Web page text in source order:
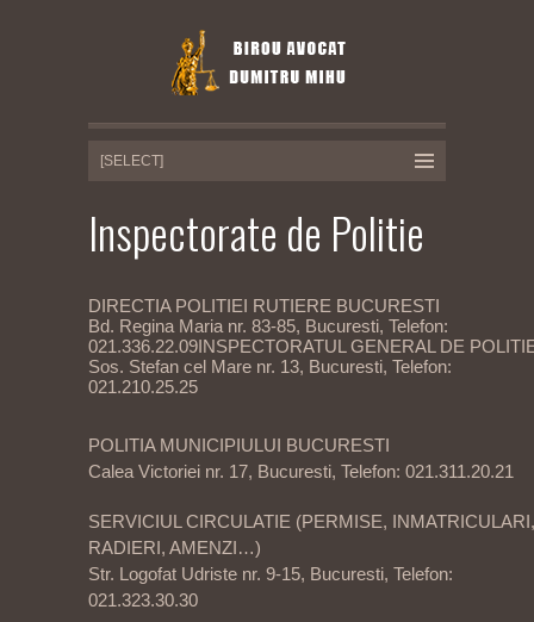
Inspectorate de Politie
DIRECTIA POLITIEI RUTIERE BUCURESTI
Bd. Regina Maria nr. 83-85, Bucuresti, Telefon:
021.336.22.09INSPECTORATUL GENERAL DE
Sos. Stefan cel Mare nr. 13, Bucuresti, Telefon:
021.210.25.25
POLITIA MUNICIPIULUI BUCURESTI
Calea Victoriei nr. 17, Bucuresti, Telefon: 021.311.20.21
SERVICIUL CIRCULATIE (PERMISE, INMATRICULARI,
RADIERI, AMENZI…)
Str. Logofat Udriste nr. 9-15, Bucuresti, Telefon:
021.323.30.30